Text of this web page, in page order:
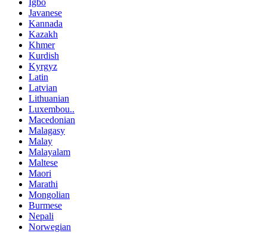
Igbo
Javanese
Kannada
Kazakh
Khmer
Kurdish
Kyrgyz
Latin
Latvian
Lithuanian
Luxembou..
Macedonian
Malagasy
Malay
Malayalam
Maltese
Maori
Marathi
Mongolian
Burmese
Nepali
Norwegian